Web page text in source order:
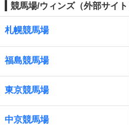
競馬場/ウィンズ（外部サイト
札幌競馬場
福島競馬場
東京競馬場
中京競馬場